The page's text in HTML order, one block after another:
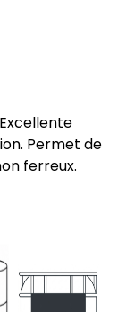
Permet de
ferreux.